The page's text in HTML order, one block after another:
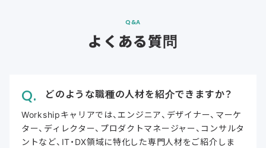
Q&A
よくある質問
どのような職種の人材を紹介できますか？
Workshipキャリアでは、エンジニア、デザイナー、マーケ
ター、ディレクター、プロダクトマネージャー、コンサルタ
ントなど、IT・DX領域に特化した専門人材をご紹介しま